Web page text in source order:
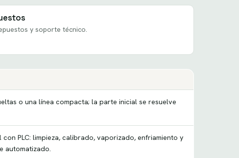
y soporte técnico.
o una línea compacta; la parte inicial se resuelve
PLC: limpieza, calibrado, vaporizado, enfriamiento y
automatizado.